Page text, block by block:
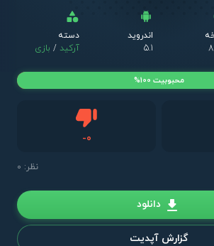
اندروید
5.1
دسته
آرکید / بازی
-0دیس لایک
نظر: 0
محبوبیت 100%
دانلود
گزارش آپدیت